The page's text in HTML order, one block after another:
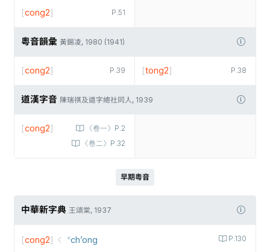
P.51
[cong2]
粵音韻彙 黃錫凌, 1980 (1941)
P.39
[cong2] P.38
[tong2]
道漢字音 陳瑞祺及道字總社同人, 1939
〈卷一〉P.2
〈卷二〉P.32
[cong2]
早期粵音
中華新字典 王頌棠, 1937
P.130
[cong2] ꜂ch’ong